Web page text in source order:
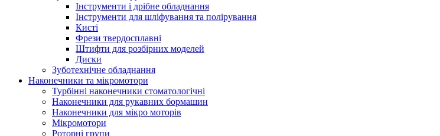
Інструменти і дрібне обладнання
Інструменти для шліфування та полірування
Кисті
Фрези твердосплавні
Штифти для розбірних моделей
Диски
Зуботехнічне обладнання
Наконечники та мікромотори
Турбінні наконечники стоматологічні
Наконечники для рукавних бормашин
Наконечники для мікро моторів
Мікромотори
Роторні групи